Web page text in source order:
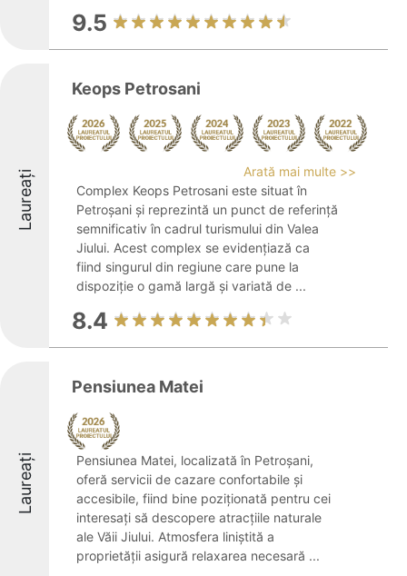
9.5
Laureați
Keops Petrosani
Arată mai multe >>
Complex Keops Petrosani este situat în
Petroșani și reprezintă un punct de referință
semnificativ în cadrul turismului din Valea
Jiului. Acest complex se evidențiază ca
fiind singurul din regiune care pune la
dispoziție o gamă largă și variată de ...
8.4
Laureați
Pensiunea Matei
Pensiunea Matei, localizată în Petroșani,
oferă servicii de cazare confortabile și
accesibile, fiind bine poziționată pentru cei
interesați să descopere atracțiile naturale
ale Văii Jiului. Atmosfera liniștită a
proprietății asigură relaxarea necesară ...